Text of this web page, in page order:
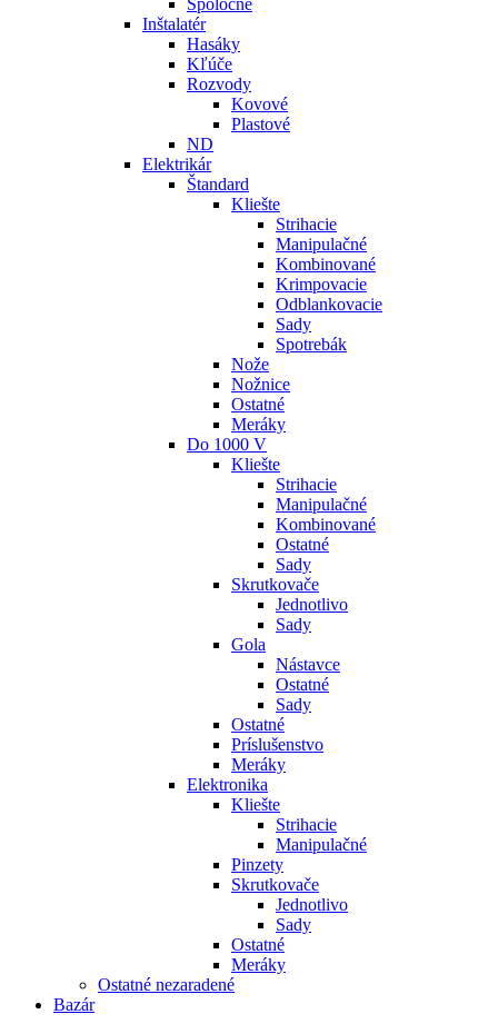
Spoločné
Inštalatér
Hasáky
Kľúče
Rozvody
Kovové
Plastové
ND
Elektrikár
Štandard
Kliešte
Strihacie
Manipulačné
Kombinované
Krimpovacie
Odblankovacie
Sady
Spotrebák
Nože
Nožnice
Ostatné
Meráky
Do 1000 V
Kliešte
Strihacie
Manipulačné
Kombinované
Ostatné
Sady
Skrutkovače
Jednotlivo
Sady
Gola
Nástavce
Ostatné
Sady
Ostatné
Príslušenstvo
Meráky
Elektronika
Kliešte
Strihacie
Manipulačné
Pinzety
Skrutkovače
Jednotlivo
Sady
Ostatné
Meráky
Ostatné nezaradené
Bazár